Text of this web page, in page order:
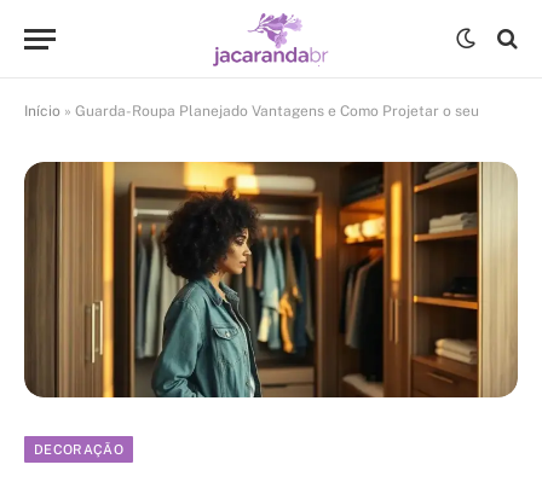
Início » Guarda-Roupa Planejado Vantagens e Como Projetar o seu
DECORAÇÃO